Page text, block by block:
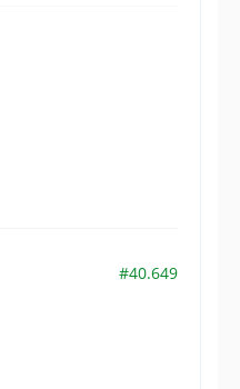
#40.649